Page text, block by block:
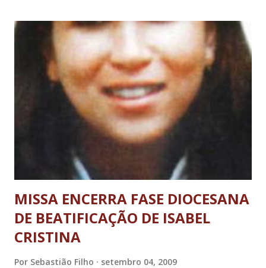
palestra "Participação e Controle Social no Sistema Único
de Assistência Social". Segundo ela, o SUAS é o novo
modelo de gestão da Política Pública de Assistência Social.
Descentralizado e participativo, regula e organiza os
elementos essenciais da PNAS através da normatização dos
padrões nos serviços, qualidade no atendimento,
indicadores de avaliação e resultado, nomenclatura dos
serviços e da rede socioassistencial e os eixos
estruturantes ...
MISSA ENCERRA FASE DIOCESANA
DE BEATIFICAÇÃO DE ISABEL
CRISTINA
Por Sebastião Filho setembro 04, 2009